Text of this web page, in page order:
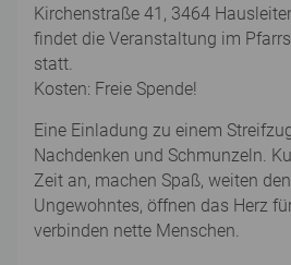
Kirchenstraße 41, 3464
findet die Veranstaltung im
statt.
Kosten: Freie Spende!
Eine Einladung zu einem
Nachdenken und Schmunzeln.
Zeit an, machen Spaß, weiten
Ungewohntes, öffnen das Herz
verbinden nette Menschen.